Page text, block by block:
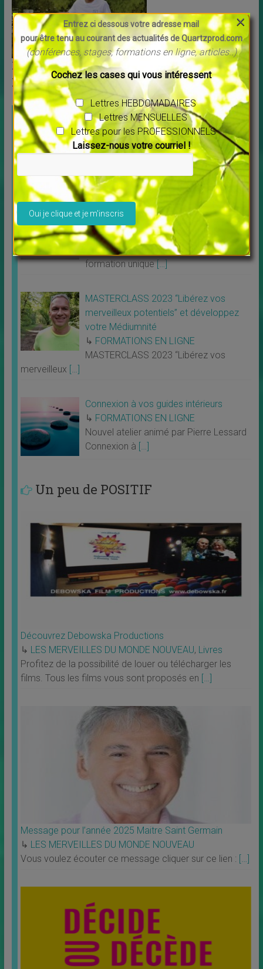
Le Safe Water Cube ? Jusqu’à 1000 litres d’eau
potable par jour
UNE QUESTION, UN RENSEIGNEMENT ?
Contactez moi par mail -
E-LEARNING
Projection vibratoire spirituelle Une
formation unique au monde
↳FORMATIONS EN LIGNE
Projection vibratoire spirituelle Une
formation unique[…]
MASTERCLASS 2023 “Libérez vos
merveilleux potentiels” et développez
votre Médiumnité
↳ FORMATIONS EN LIGNE
MASTERCLASS 2023 “Libérez vos
merveilleux […]
Connexion à vos guides intérieurs
↳ FORMATIONS EN LIGNE
Nouvel atelier animé par Pierre Lessard
Connexion à […]
Un peu de POSITIF
Découvrez Debowska Productions
↳ LES MERVEILLES DU MONDE NOUVEAU, Livres
Profitez de la possibilité de louer ou télécharger les
films. Tous les films vous sont proposés en […]
Message pour l’année 2025 Maitre Saint Germain
↳ LES MERVEILLES DU MONDE NOUVEAU
Vous voulez écouter ce message cliquer sur ce lien : […]
Entrez ci dessous votre adresse mail
pour être tenu au courant des actualités de Quartzprod.com
(conférences, stages, formations en ligne, articles..)
Cochez les cases qui vous intéressent
Lettres HEBDOMADAIRES
Lettres MENSUELLES
Lettres pour les PROFESSIONNELS
Laissez-nous votre courriel !
Veuillez laisser ce champ vide.
×